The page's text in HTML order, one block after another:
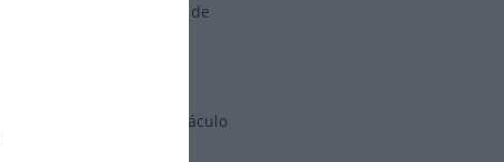
la instalación y costos de
posible, obteniendo un
espacio en el habitáculo